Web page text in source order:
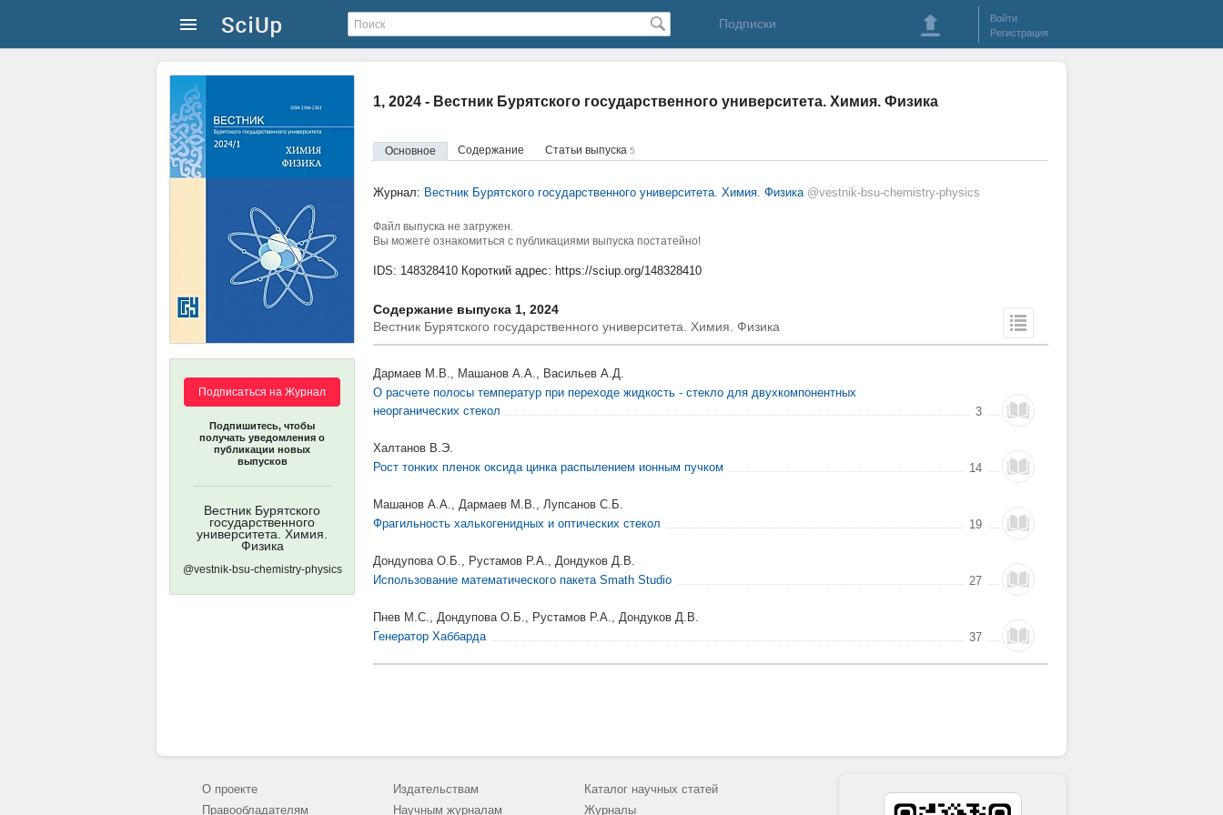
Подписки
Войти
Регистрация
1, 2024 - Вестник Бурятского государственного университета. Химия. Физика
Основное Содержание Статьи выпуска 5
Подписаться на Журнал
Подпишитесь, чтобы
получать уведомления о
публикации новых
выпусков
Вестник Бурятского
государственного
университета. Химия.
Физика
@vestnik-bsu-chemistry-physics
Журнал: Вестник Бурятского государственного университета. Химия. Физика @vestnik-bsu-chemistry-physics
Файл выпуска не загружен.
Вы можете ознакомиться с публикациями выпуска постатейно!
IDS: 148328410 Короткий адрес: https://sciup.org/148328410
Содержание выпуска 1, 2024
Вестник Бурятского государственного университета. Химия. Физика
Дармаев М.В., Машанов А.А., Васильев А.Д.
О расчете полосы температур при переходе жидкость - стекло для двухкомпонентных
неорганических стекол
3
Халтанов В.Э.
Рост тонких пленок оксида цинка распылением ионным пучком
14
Машанов А.А., Дармаев М.В., Лупсанов С.Б.
Фрагильность халькогенидных и оптических стекол
19
Дондупова О.Б., Рустамов Р.А., Дондуков Д.В.
Использование математического пакета Smath Studio
27
Пнев М.С., Дондупова О.Б., Рустамов Р.А., Дондуков Д.В.
Генератор Хаббарда
37
О проекте
Правообладателям
Издательствам
Научным журналам
Каталог научных статей
Журналы